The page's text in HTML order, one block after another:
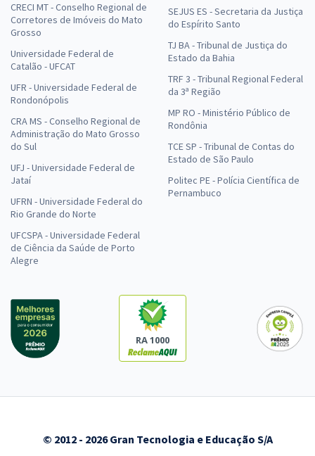
CRECI MT - Conselho Regional de
Corretores de Imóveis do Mato
Grosso
Universidade Federal de
Catalão - UFCAT
UFR - Universidade Federal de
Rondonópolis
CRA MS - Conselho Regional de
Administração do Mato Grosso
do Sul
UFJ - Universidade Federal de
Jataí
UFRN - Universidade Federal do
Rio Grande do Norte
UFCSPA - Universidade Federal
de Ciência da Saúde de Porto
Alegre
SEJUS ES - Secretaria da Justiça
do Espírito Santo
TJ BA - Tribunal de Justiça do
Estado da Bahia
TRF 3 - Tribunal Regional Federal
da 3ª Região
MP RO - Ministério Público de
Rondônia
TCE SP - Tribunal de Contas do
Estado de São Paulo
Politec PE - Polícia Científica de
Pernambuco
RA 1000
© 2012 - 2026 Gran Tecnologia e Educação S/A